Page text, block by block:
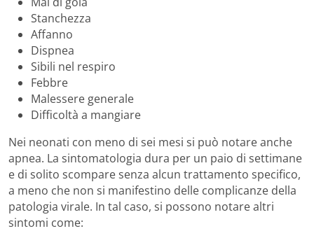
Stanchezza
Affanno
Dispnea
Sibili nel respiro
Febbre
Malessere generale
Difficoltà a mangiare
Nei neonati con meno di sei mesi si può notare anche
apnea. La sintomatologia dura per un paio di settimane
e di solito scompare senza alcun trattamento specifico,
a meno che non si manifestino delle complicanze della
patologia virale. In tal caso, si possono notare altri
sintomi come: